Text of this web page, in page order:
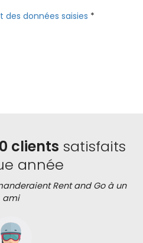
données saisies *
clients satisfaits
année
Rent and Go à un
ami